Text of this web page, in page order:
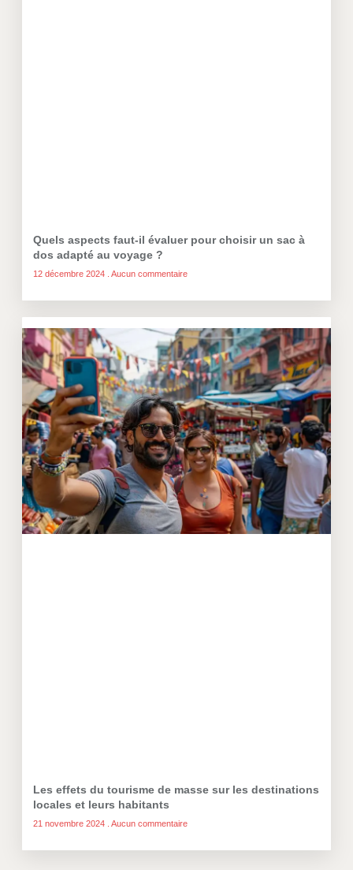
Quels aspects faut-il évaluer pour choisir un sac à
dos adapté au voyage ?
12 décembre 2024 Aucun commentaire
Les effets du tourisme de masse sur les destinations
locales et leurs habitants
21 novembre 2024 Aucun commentaire